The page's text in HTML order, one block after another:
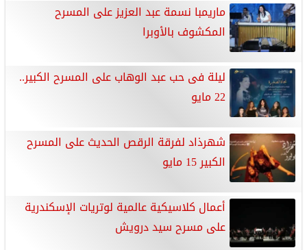
ماريمبا نسمة عبد العزيز على المسرح
المكشوف بالأوبرا
ليلة فى حب عبد الوهاب على المسرح الكبير..
22 مايو
شهرذاد لفرقة الرقص الحديث على المسرح
الكبير 15 مايو
أعمال كلاسيكية عالمية لوتريات الإسكندرية
على مسرح سيد درويش